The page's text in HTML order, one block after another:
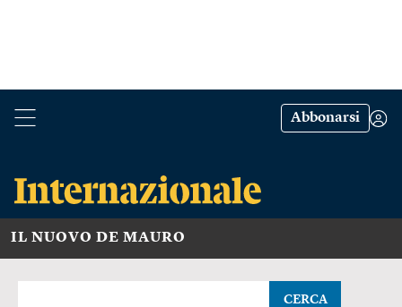
Abbonarsi
IL NUOVO DE MAURO
CERCA